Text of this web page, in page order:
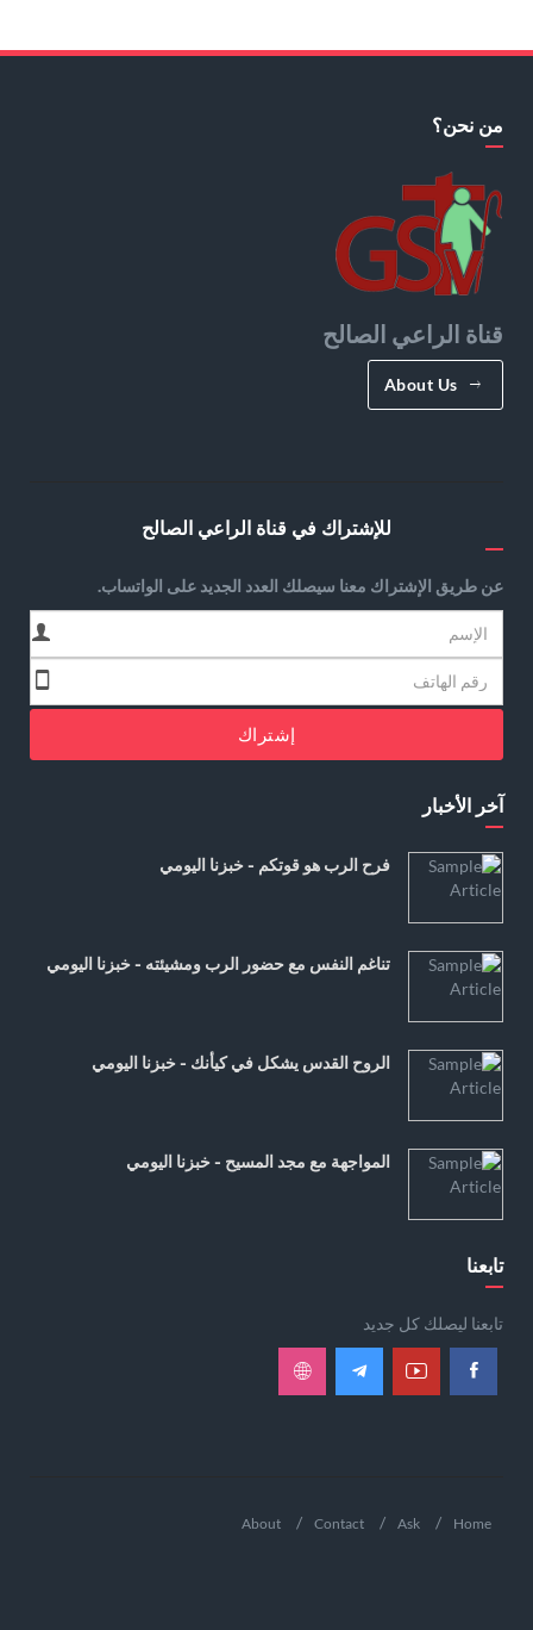
من نحن؟
قناة الراعي الصالح
About Us
للإشتراك في قناة الراعي الصالح
عن طريق الإشتراك معنا سيصلك العدد الجديد على الواتساب.
إشتراك
آخر الأخبار
فرح الرب هو قوتكم - خبزنا اليومي
تناغم النفس مع حضور الرب ومشيئته - خبزنا اليومي
الروح القدس يشكل في كيأنك - خبزنا اليومي
المواجهة مع مجد المسيح - خبزنا اليومي
تابعنا
تابعنا ليصلك كل جديد
Home
Ask
Contact
About